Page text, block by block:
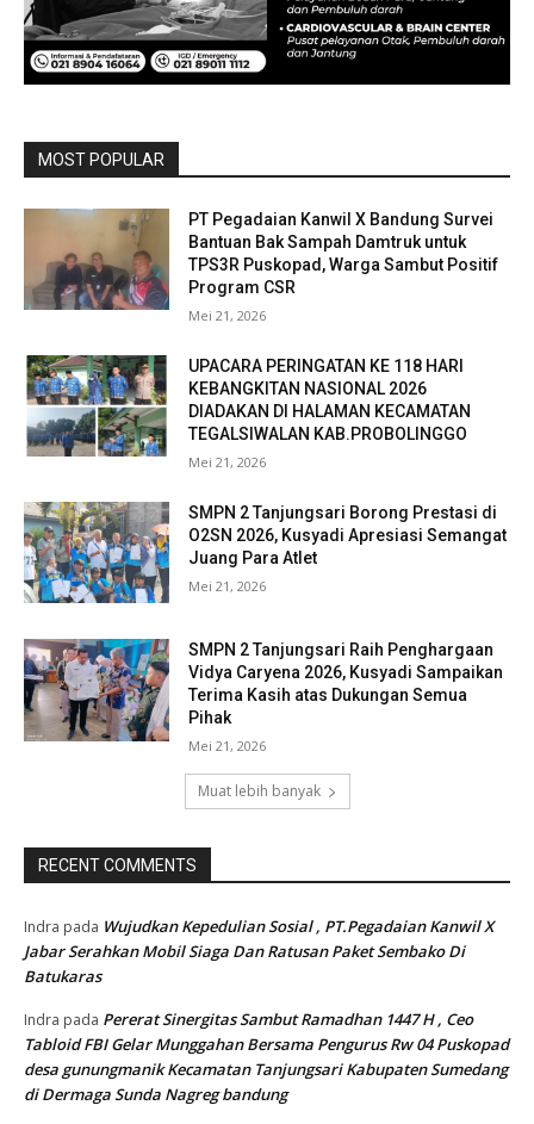
MOST POPULAR
PT Pegadaian Kanwil X Bandung Survei
Bantuan Bak Sampah Damtruk untuk
TPS3R Puskopad, Warga Sambut Positif
Program CSR
Mei 21, 2026
UPACARA PERINGATAN KE 118 HARI
KEBANGKITAN NASIONAL 2026
DIADAKAN DI HALAMAN KECAMATAN
TEGALSIWALAN KAB.PROBOLINGGO
Mei 21, 2026
SMPN 2 Tanjungsari Borong Prestasi di
O2SN 2026, Kusyadi Apresiasi Semangat
Juang Para Atlet
Mei 21, 2026
SMPN 2 Tanjungsari Raih Penghargaan
Vidya Caryena 2026, Kusyadi Sampaikan
Terima Kasih atas Dukungan Semua
Pihak
Mei 21, 2026
Muat lebih banyak
RECENT COMMENTS
Indra pada Wujudkan Kepedulian Sosial , PT.Pegadaian Kanwil X
Jabar Serahkan Mobil Siaga Dan Ratusan Paket Sembako Di
Batukaras
Indra pada Pererat Sinergitas Sambut Ramadhan 1447 H , Ceo
Tabloid FBI Gelar Munggahan Bersama Pengurus Rw 04 Puskopad
desa gunungmanik Kecamatan Tanjungsari Kabupaten Sumedang
di Dermaga Sunda Nagreg bandung